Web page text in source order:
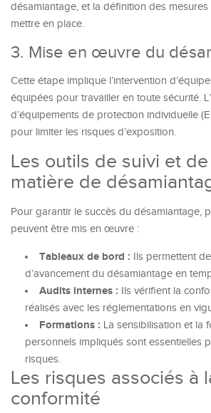
désamiantage, et la définition des
mettre en place.
3. Mise en œuvre du
Cette étape implique l’intervention
équipées pour travailler en toute sécurité.
d’équipements de protection individuelle
pour limiter les risques d’exposition.
Les outils de suivi et
matière de
Pour garantir le succès du désamiantage,
peuvent être mis en œuvre :
Tableaux de bord : Ils permettent
d’avancement du désamiantage en
Audits internes : Ils vérifient la
réalisés avec les réglementations en
Formations : La sensibilisation et la
personnels impliqués sont essentielles
risques.
Les risques associés à
conformité